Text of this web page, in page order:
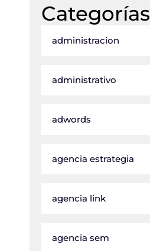
Categorías
administracion
administrativo
adwords
agencia estrategia
agencia link
agencia sem